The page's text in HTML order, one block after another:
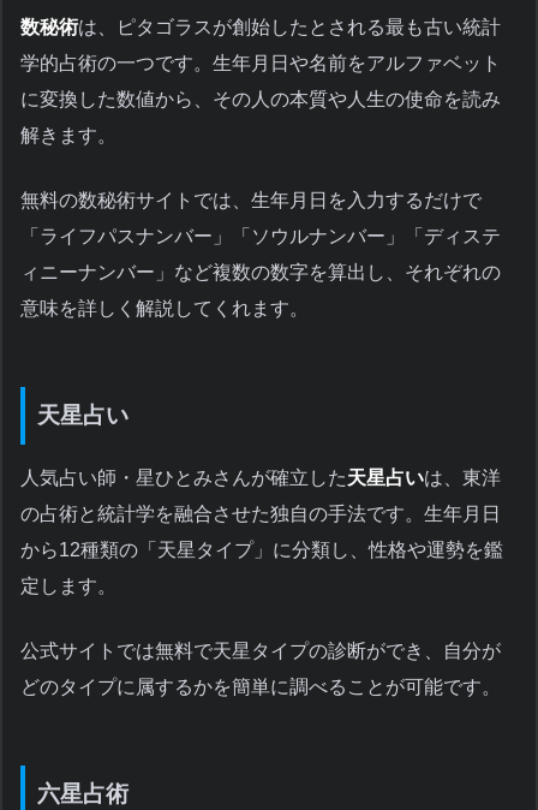
数秘術は、ピタゴラスが創始したとされる最も古い統計
学的占術の一つです。生年月日や名前をアルファベット
に変換した数値から、その人の本質や人生の使命を読み
解きます。
無料の数秘術サイトでは、生年月日を入力するだけで
「ライフパスナンバー」「ソウルナンバー」「ディステ
ィニーナンバー」など複数の数字を算出し、それぞれの
意味を詳しく解説してくれます。
天星占い
人気占い師・星ひとみさんが確立した天星占いは、東洋
の占術と統計学を融合させた独自の手法です。生年月日
から12種類の「天星タイプ」に分類し、性格や運勢を鑑
定します。
公式サイトでは無料で天星タイプの診断ができ、自分が
どのタイプに属するかを簡単に調べることが可能です。
六星占術